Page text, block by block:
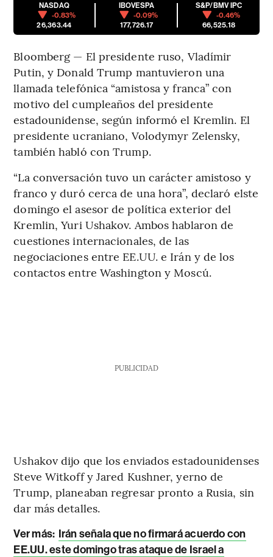
NASDAQ
-0.83%
26,363.44
IBOVESPA
-0.09%
177,726.17
S&P/BMV IPC
-0.46%
66,525.18
Bloomberg — El presidente ruso, Vladímir
Putin, y Donald Trump mantuvieron una
llamada telefónica “amistosa y franca” con
motivo del cumpleaños del presidente
estadounidense, según informó el Kremlin. El
presidente ucraniano, Volodymyr Zelensky,
también habló con Trump.
“La conversación tuvo un carácter amistoso y
franco y duró cerca de una hora”, declaró elste
domingo el asesor de política exterior del
Kremlin, Yuri Ushakov. Ambos hablaron de
cuestiones internacionales, de las
negociaciones entre EE.UU. e Irán y de los
contactos entre Washington y Moscú.
PUBLICIDAD
Ushakov dijo que los enviados estadounidenses
Steve Witkoff y Jared Kushner, yerno de
Trump, planeaban regresar pronto a Rusia, sin
dar más detalles.
Ver más: Irán señala que no firmará acuerdo con
EE.UU. este domingo tras ataque de Israel a